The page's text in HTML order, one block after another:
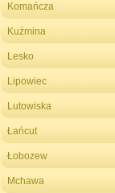
Komańcza
Kuźmina
Lesko
Lipowiec
Lutowiska
Łańcut
Łobozew
Mchawa